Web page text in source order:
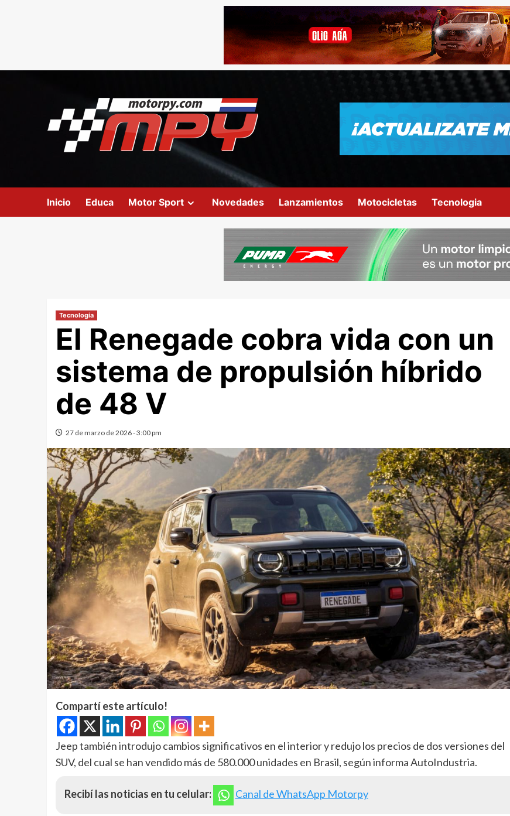
Inicio Educa Motor Sport Novedades Lanzamientos Motocicletas Tecnologia
Tecnologia
El Renegade cobra vida con un
sistema de propulsión híbrido
de 48 V
27 de marzo de 2026 - 3:00 pm
Compartí este artículo!
Jeep también introdujo cambios significativos en el interior y redujo los precios de dos versiones del
SUV, del cual se han vendido más de 580.000 unidades en Brasil, según informa AutoIndustria.
Recibí las noticias en tu celular: Canal de WhatsApp Motorpy